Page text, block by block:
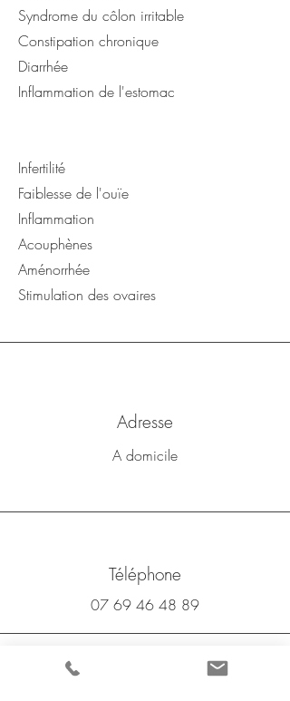
Syndrome du côlon irritable
Constipation chronique
Diarrhée
Inflammation de l'estomac
Infertilité
Faiblesse de l'ouïe
Inflammation
Acouphènes
Aménorrhée
Stimulation des ovaires
Adresse
A domicile
Téléphone
07 69 46 48 89